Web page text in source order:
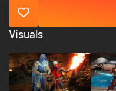
Visuals